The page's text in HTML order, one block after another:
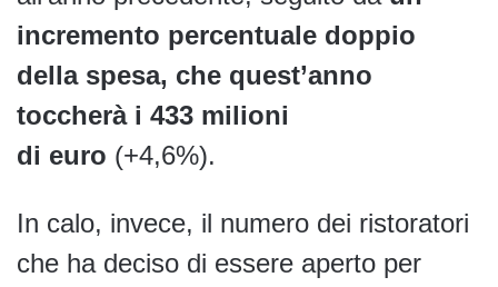
incremento percentuale doppio
della spesa, che quest’anno
toccherà i 433 milioni
di euro (+4,6%).
In calo, invece, il numero dei ristoratori
che ha deciso di essere aperto per